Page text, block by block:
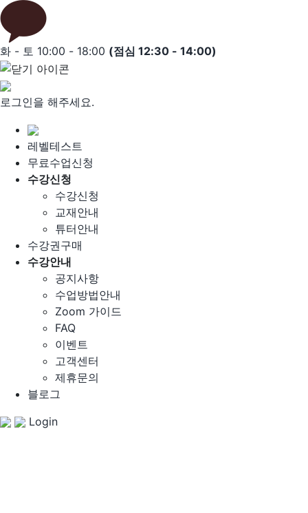
Skip
to
content
화 - 토 10:00 - 18:00 (점심 12:30 - 14:00)
로그인을 해주세요.
레벨테스트
무료수업신청
수강신청
수강신청
교재안내
튜터안내
수강권구매
수강안내
공지사항
수업방법안내
Zoom 가이드
FAQ
이벤트
고객센터
제휴문의
블로그
Login